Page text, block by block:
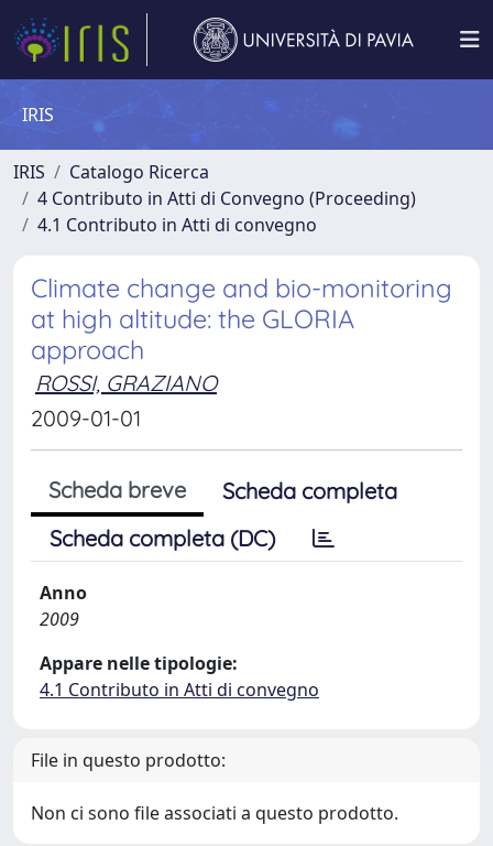
IRIS
IRIS
Catalogo Ricerca
4 Contributo in Atti di Convegno (Proceeding)
4.1 Contributo in Atti di convegno
Climate change and bio-monitoring
at high altitude: the GLORIA
approach
ROSSI, GRAZIANO
2009-01-01
Scheda breve
Scheda completa
Scheda completa (DC)
Anno
2009
Appare nelle tipologie:
4.1 Contributo in Atti di convegno
File in questo prodotto:
Non ci sono file associati a questo prodotto.